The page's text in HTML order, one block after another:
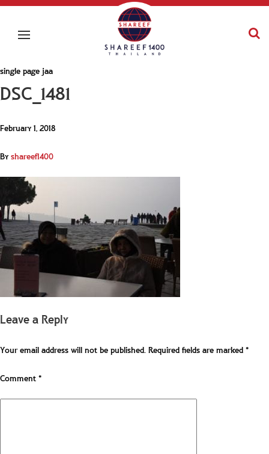
single page jaa
DSC_1481
February 1, 2018
Byshareef1400
Leave a Reply
Your email address will not be published.Required fields are marked*
Comment*